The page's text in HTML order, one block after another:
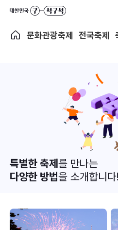
문화관광축제 전국축제
특별한 축제를 만나는
다양한 방법을 소개합니다!